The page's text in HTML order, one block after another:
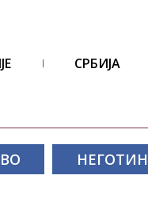
СРБИЈА
НЕГОТИН